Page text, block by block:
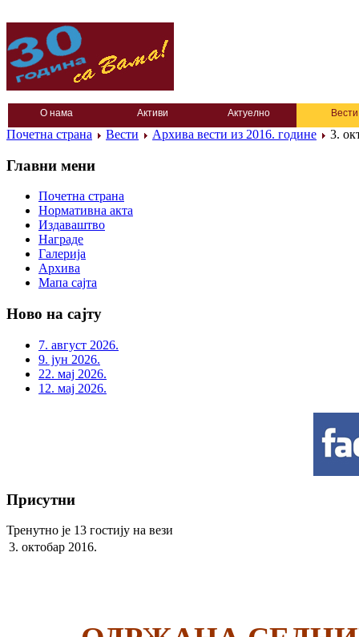
О нама Активи Актуелно Вести
Почетна страна Вести Архива вести из 2016. године 3.
Главни мени
Почетна страна
Нормативна акта
Издаваштво
Награде
Галерија
Архива
Мапа сајта
Ново на сајту
7. август 2026.
9. јун 2026.
22. мај 2026.
12. мај 2026.
Присутни
Тренутно је 13 гостију на вези
3. октобар 2016.